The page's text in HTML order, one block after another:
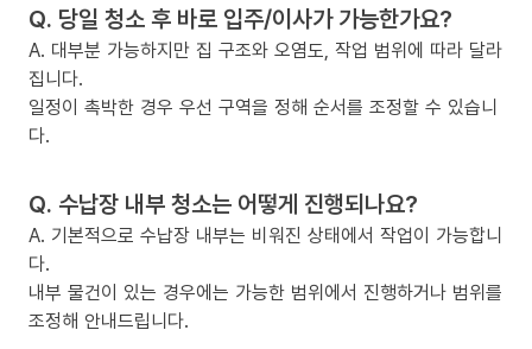
Q. 당일 청소 후 바로 입주/이사가 가능한가요?
A. 대부분 가능하지만 집 구조와 오염도, 작업 범위에 따라 달라
집니다.
일정이 촉박한 경우 우선 구역을 정해 순서를 조정할 수 있습니
다.
Q. 수납장 내부 청소는 어떻게 진행되나요?
A. 기본적으로 수납장 내부는 비워진 상태에서 작업이 가능합니
다.
내부 물건이 있는 경우에는 가능한 범위에서 진행하거나 범위를
조정해 안내드립니다.